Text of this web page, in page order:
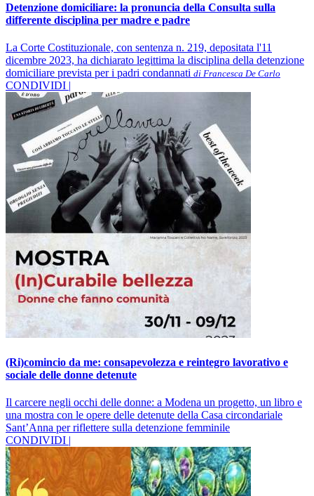
Detenzione domiciliare: la pronuncia della Consulta sulla
differente disciplina per madre e padre
La Corte Costituzionale, con sentenza n. 219, depositata l'11
dicembre 2023, ha dichiarato legittima la disciplina della detenzione
domiciliare prevista per i padri condannati di Francesca De Carlo
CONDIVIDI |
(Ri)comincio da me: consapevolezza e reintegro lavorativo e
sociale delle donne detenute
Il carcere negli occhi delle donne: a Modena un progetto, un libro e
una mostra con le opere delle detenute della Casa circondariale
Sant’Anna per riflettere sulla detenzione femminile
CONDIVIDI |